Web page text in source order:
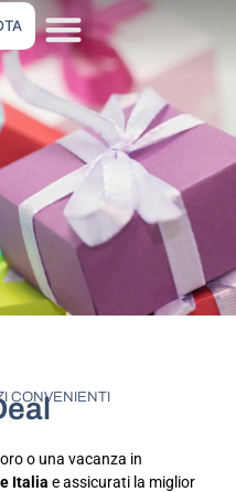
CONVENIENTI
o una vacanza in
Italia e assicurati la miglior